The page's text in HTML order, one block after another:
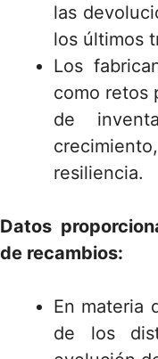
las
los últimos
Los
como retos
de
resiliencia.
Datos
de recambios:
En materia
de los